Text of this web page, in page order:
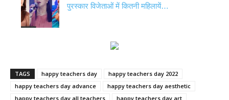
पुरस्कार विजेताओं में कितनी महिलायें…
TAGS happy teachers day
happy teachers day 2022
happy teachers day advance
happy teachers day aesthetic
happy teachers day all teachers
happy teachers day art